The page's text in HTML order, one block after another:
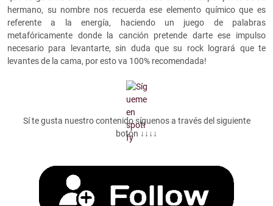
hermano, su nombre nos recuerda ese elemento químico que es
referente a la energía, haciendo un juego de palabras
metafóricamente donde la canción pretende darte ese impulso
necesario para levantarte, sin duda que su rock logrará que te
levantes de la cama, por esto va 100% recomendada!
Sí te gusta nuestro contenido síguenos a través del siguiente
botón ↓↓↓↓